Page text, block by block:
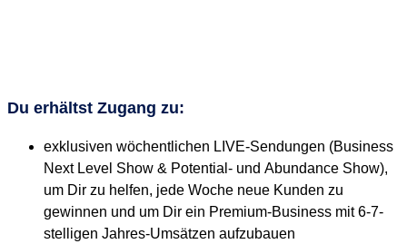
Du erhältst Zugang zu:
exklusiven wöchentlichen LIVE-Sendungen (Business
Next Level Show & Potential- und Abundance Show),
um Dir zu helfen, jede Woche neue Kunden zu
gewinnen und um Dir ein Premium-Business mit 6-7-
stelligen Jahres-Umsätzen aufzubauen